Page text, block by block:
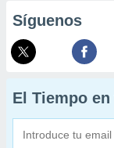
Síguenos
El Tiempo en